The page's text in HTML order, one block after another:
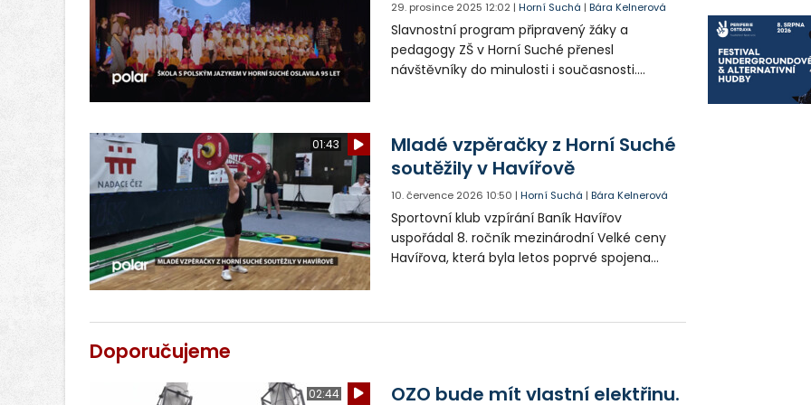
29. prosince 2025 12:02 |Horní Suchá |Bára Kelnerová
Slavnostní program připravený žáky a
pedagogy ZŠ v Horní Suché přenesl
návštěvníky do minulosti i současnosti.
01:43
Mladé vzpěračky z Horní Suché
soutěžily v Havířově
10. července 2026 10:50 |Horní Suchá |Bára Kelnerová
Sportovní klub vzpírání Baník Havířov
uspořádal 8. ročník mezinárodní Velké ceny
Havířova, která byla letos poprvé spojena
do 17 let z klubů z Polska, Slovenska,
Doporučujeme
02:44
OZO bude mít vlastní elektřinu.